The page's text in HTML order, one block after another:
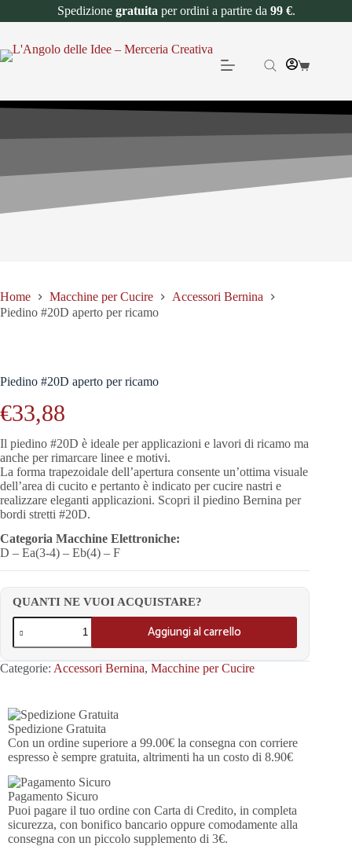
Spedizione gratuita per ordini a partire da 99 €.
Home Macchine per Cucire
Accessori Bernina
Piedino #20D aperto per ricamo
Piedino #20D aperto per ricamo
€33,88
Il piedino #20D è ideale per applicazioni e lavori di ricamo ma
anche per rimarcare linee e motivi.
La forma trapezoidale dell’apertura consente un’ottima visuale
dell’area di cucito e pertanto è indicato per cucire nastri e
realizzare eleganti applicazioni. Scopri il piedino Bernina per
bordi stretti #20D.
Categoria Macchine Elettroniche:
D – Ea(3-4) – Eb(4) – F
QUANTI NE VUOI ACQUISTARE?
Aggiungi al carrello
Categorie: Accessori Bernina, Macchine per Cucire
Spedizione Gratuita
Con un ordine superiore a 99.00€ la consegna con corriere
espresso è sempre gratuita, altrimenti ha un costo di 8.90€
Pagamento Sicuro
Puoi pagare il tuo ordine con Carta di Credito, in completa
sicurezza, con bonifico bancario oppure comodamente alla
consegna con un piccolo supplemento di 3€.